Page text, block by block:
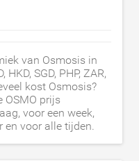
van Osmosis in
HKD, SGD, PHP, ZAR,
kost Osmosis?
OSMO prijs
voor een week,
en voor alle tijden.